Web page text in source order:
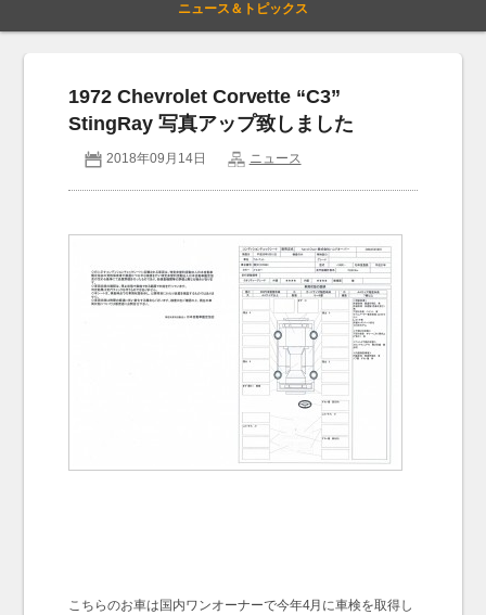
Company outline
会社概要
アクセス
お問い合わせ
ニュース＆トピックス
1972 Chevrolet Corvette “C3”
StingRay 写真アップ致しました
2018年09月14日 ニュース
こちらのお車は国内ワンオーナーで今年4月に車検を取得し